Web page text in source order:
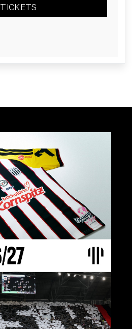
TICKETS